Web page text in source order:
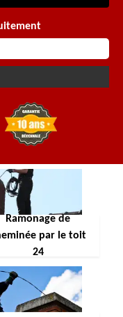
Ramonage de
par le toit
24